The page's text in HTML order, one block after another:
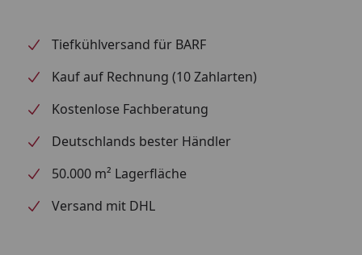
Tiefkühlversand für BARF
Kauf auf Rechnung (10 Zahlarten)
Kostenlose Fachberatung
Deutschlands bester Händler
50.000 m² Lagerfläche
Versand mit DHL